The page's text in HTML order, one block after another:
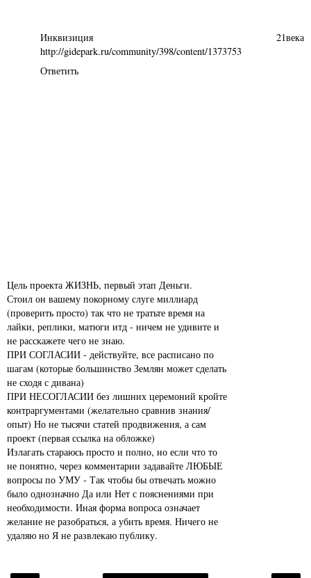
Инквизиция 21века
http://gidepark.ru/community/398/content/1373753
Ответить
Цель проекта ЖИЗНЬ, первый этап Деньги.
Стоил он вашему покорному слуге миллиард
(проверить просто) так что не тратьте время на
лайки, реплики, матюги итд - ничем не удивите и
не расскажете чего не знаю.
ПРИ СОГЛАСИИ - действуйте, все расписано по
шагам (которые большинство Землян может сделать
не сходя с дивана)
ПРИ НЕСОГЛАСИИ без лишних церемоний кройте
контраргументами (желательно сравнив знания/
опыт) Но не тысячи статей продвижения, а сам
проект (первая ссылка на обложке)
Излагать стараюсь просто и полно, но если что то
не понятно, через комментарии задавайте ЛЮБЫЕ
вопросы по УМУ - Так чтобы бы отвечать можно
было однозначно Да или Нет с пояснениями при
необходимости. Иная форма вопроса означает
желание не разобраться, а убить время. Ничего не
удаляю но Я не развлекаю публику.